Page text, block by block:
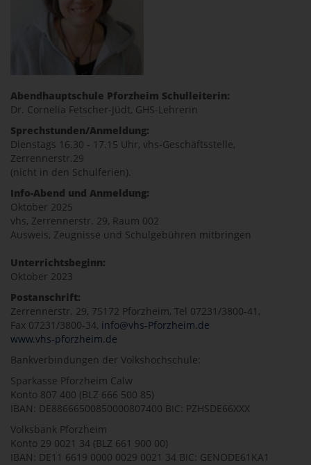
Abendhauptschule Pforzheim Schulleiterin:
Dr. Cornelia Fetscher-Jüdt, GHS-Lehrerin
Sprechstunden/Anmeldung:
Dienstags 16.30 - 17.15 Uhr, vhs-Geschäftsstelle,
Zerrennerstr.29
(nicht in den Schulferien).
Info-Abend und Anmeldung:
Oktober 2025
vhs, Zerrennerstr. 29, Raum 002
Ausweis, Zeugnisse und Schulgebühren mitbringen
Unterrichtsbeginn:
Oktober 2023
Postanschrift:
Zerrennerstr. 29, 75172 Pforzheim, Tel 07231/3800-41,
Fax 07231/3800-34, info@vhs-Pforzheim.de
www.vhs-pforzheim.de
Bankverbindungen der Volkshochschule:
Sparkasse Pforzheim Calw
Konto 807 400 (BLZ 666 500 85)
IBAN: DE88666500850000807400 BIC: PZHSDE66XXX
Volksbank Pforzheim
Konto 29 0021 34 (BLZ 661 900 00)
IBAN: DE11 6619 0000 0029 0021 34 BIC: GENODE61KA1